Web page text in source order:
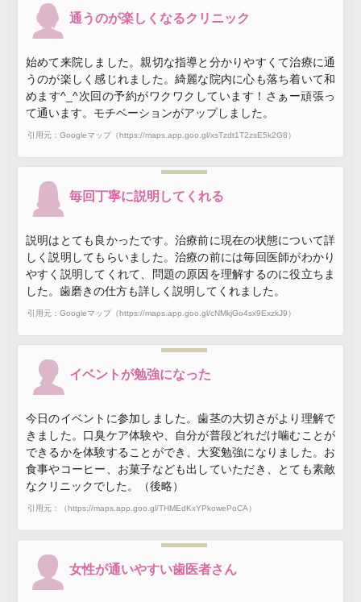
通うのが楽しくなるクリニック
始めて来院しました。親切な指導と分かりやすくて治療に通
うのが楽しく感じれました。綺麗な院内に心も落ち着いて和
めます^_^次回の予約がワクワクしています！さぁー頑張っ
て通います。モチベーションがアップしました。
引用元：Googleマップ（https://maps.app.goo.gl/xsTzdt1T2zsE5k2G8）
毎回丁寧に説明してくれる
説明はとても良かったです。治療前に現在の状態について詳
しく説明してもらいました。治療の前には毎回医師がわかり
やすく説明してくれて、問題の原因を理解するのに役立ちま
した。歯磨きの仕方も詳しく説明してくれました。
引用元：Googleマップ（https://maps.app.goo.gl/cNMkjGo4sx9ExzkJ9）
イベントが勉強になった
今日のイベントに参加しました。歯茎の大切さがより理解で
きました。口臭ケア体験や、自分が普段どれだけ噛むことが
できるかを体験することができ、大変勉強になりました。お
食事やコーヒー、お菓子なども出していただき、とても素敵
なクリニックでした。（後略）
引用元：（https://maps.app.goo.gl/THMEdKxYPkowePoCA）
女性が通いやすい歯医者さん